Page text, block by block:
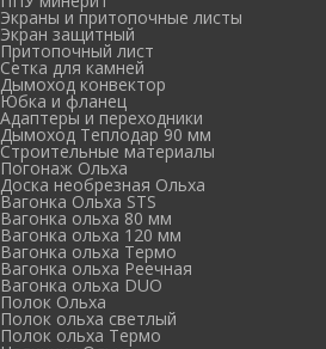
Экраны и притопочные листы
Экран защитный
Притопочный лист
Сетка для камней
Дымоход конвектор
Юбка и фланец
Адаптеры и переходники
Дымоход Теплодар 90 мм
Cтроительные материалы
Погонаж Ольха
Доска необрезная Ольха
Вагонка Ольха STS
Вагонка ольха 80 мм
Вагонка ольха 120 мм
Вагонка ольха Термо
Вагонка ольха Реечная
Вагонка ольха DUO
Полок Ольха
Полок ольха светлый
Полок ольха Термо